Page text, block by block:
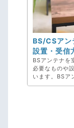
BS/CSアン
設置・受信
BSアンテナを
必要なものや
います。BSア
困りのさいは